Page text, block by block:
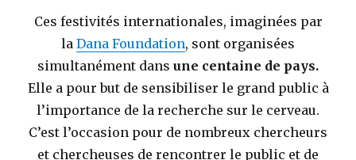
Ces festivités internationales, imaginées par
la Dana Foundation, sont organisées
simultanément dans une centaine de pays.
Elle a pour but de sensibiliser le grand public à
l’importance de la recherche sur le cerveau.
C’est l’occasion pour de nombreux chercheurs
et chercheuses de rencontrer le public et de